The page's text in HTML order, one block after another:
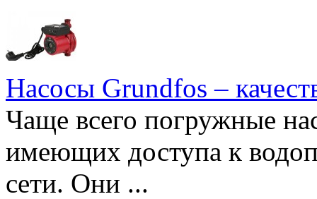
Насосы Grundfos –
Чаще всего погружные
имеющих доступа к
сети. Они ...